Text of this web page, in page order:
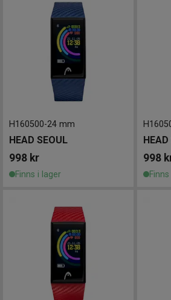
högkvalitativa och funktionella klockor
nå dina hälsomål och hålla koll på din
vägen. Utforska vårt sortiment och
eller i butik!
H160500-24 mm
HEAD SEOUL
998 kr
Finns i lager
998